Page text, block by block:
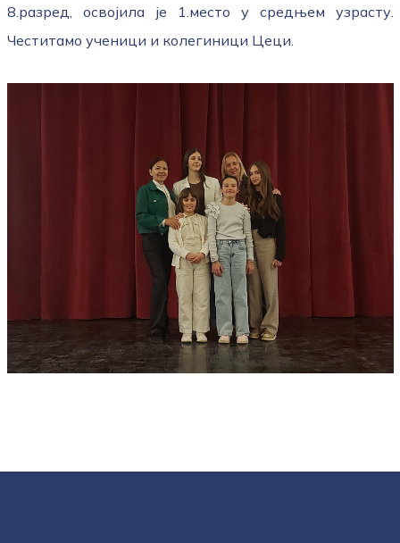
8.разред, освојила је 1.место у средњем узрасту.
Честитамо ученици и колегиници Цеци.